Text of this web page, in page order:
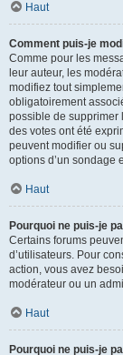
Haut
Comment puis-je
Comme pour les
leur auteur, les
modifiez tout
obligatoirement
possible de supprimer
des votes ont été
peuvent modifier ou
options d’un sondage
Haut
Pourquoi ne puis-je
Certains forums
d’utilisateurs. Pour
action, vous avez
modérateur ou un
Haut
Pourquoi ne puis-je